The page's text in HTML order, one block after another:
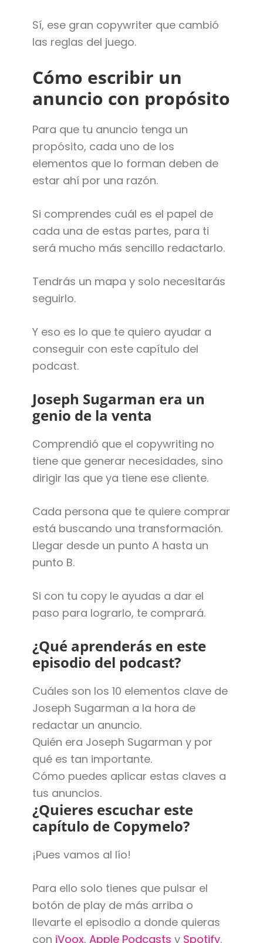
Sí, ese gran copywriter que cambió
las reglas del juego.
Cómo escribir un
anuncio con propósito
Para que tu anuncio tenga un
propósito, cada uno de los
elementos que lo forman deben de
estar ahí por una razón.
Si comprendes cuál es el papel de
cada una de estas partes, para ti
será mucho más sencillo redactarlo.
Tendrás un mapa y solo necesitarás
seguirlo.
Y eso es lo que te quiero ayudar a
conseguir con este capítulo del
podcast.
Joseph Sugarman era un
genio de la venta
Comprendió que el copywriting no
tiene que generar necesidades, sino
dirigir las que ya tiene ese cliente.
Cada persona que te quiere comprar
está buscando una transformación.
Llegar desde un punto A hasta un
punto B.
Si con tu copy le ayudas a dar el
paso para lograrlo, te comprará.
¿Qué aprenderás en este
episodio del podcast?
Cuáles son los 10 elementos clave de
Joseph Sugarman a la hora de
redactar un anuncio.
Quién era Joseph Sugarman y por
qué es tan importante.
Cómo puedes aplicar estas claves a
tus anuncios.
¿Quieres escuchar este
capítulo de Copymelo?
¡Pues vamos al lío!
Para ello solo tienes que pulsar el
botón de play de más arriba o
llevarte el episodio a donde quieras
con iVoox, Apple Podcasts y Spotify.